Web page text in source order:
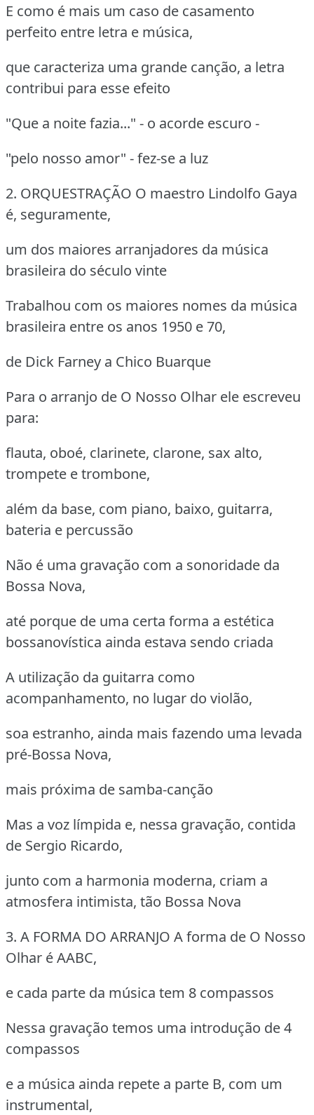
E como é mais um caso de casamento
perfeito entre letra e música,
que caracteriza uma grande canção, a letra
contribui para esse efeito
"Que a noite fazia..." - o acorde escuro -
"pelo nosso amor" - fez-se a luz
2. ORQUESTRAÇÃO O maestro Lindolfo Gaya
é, seguramente,
um dos maiores arranjadores da música
brasileira do século vinte
Trabalhou com os maiores nomes da música
brasileira entre os anos 1950 e 70,
de Dick Farney a Chico Buarque
Para o arranjo de O Nosso Olhar ele escreveu
para:
flauta, oboé, clarinete, clarone, sax alto,
trompete e trombone,
além da base, com piano, baixo, guitarra,
bateria e percussão
Não é uma gravação com a sonoridade da
Bossa Nova,
até porque de uma certa forma a estética
bossanovística ainda estava sendo criada
A utilização da guitarra como
acompanhamento, no lugar do violão,
soa estranho, ainda mais fazendo uma levada
pré-Bossa Nova,
mais próxima de samba-canção
Mas a voz límpida e, nessa gravação, contida
de Sergio Ricardo,
junto com a harmonia moderna, criam a
atmosfera intimista, tão Bossa Nova
3. A FORMA DO ARRANJO A forma de O Nosso
Olhar é AABC,
e cada parte da música tem 8 compassos
Nessa gravação temos uma introdução de 4
compassos
e a música ainda repete a parte B, com um
instrumental,